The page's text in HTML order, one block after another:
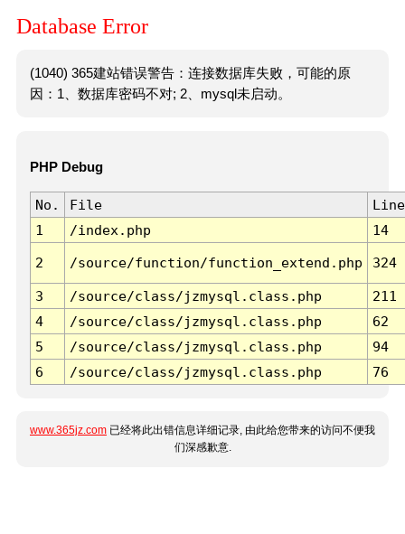
Database Error
(1040) 365建站错误警告：连接数据库失败，可能的原
因：1、数据库密码不对; 2、mysql未启动。
PHP Debug
No. File
Line
1
/index.php 14
2 /source/function/function_extend.php 324
3 /source/class/jzmysql.class.php
211
4
/source/class/jzmysql.class.php
62
5
/source/class/jzmysql.class.php
94
6
/source/class/jzmysql.class.php 76
www.365jz.com 已经将此出错信息详细记录, 由此给您带来的访问不便我
们深感歉意.